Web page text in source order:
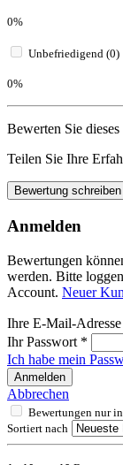
0%
Unbefriedigend (0)
0%
Bewerten Sie
Teilen Sie Ihre
Bewertung schreiben
Anmelden
Bewertungen
werden. Bitte
Account. Neuer
Ihre E-Mail-Adresse
Ihr Passwort *
Ich habe mein
Anmelden
Abbrechen
Bewertungen nur
Sortiert nach